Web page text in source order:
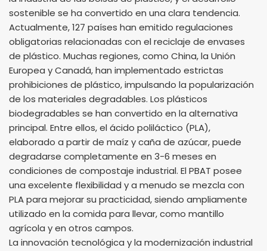
sostenible se ha convertido en una clara tendencia.
Actualmente, 127 países han emitido regulaciones
obligatorias relacionadas con el reciclaje de envases
de plástico. Muchas regiones, como China, la Unión
Europea y Canadá, han implementado estrictas
prohibiciones de plástico, impulsando la popularización
de los materiales degradables. Los plásticos
biodegradables se han convertido en la alternativa
principal. Entre ellos, el ácido poliláctico (PLA),
elaborado a partir de maíz y caña de azúcar, puede
degradarse completamente en 3-6 meses en
condiciones de compostaje industrial. El PBAT posee
una excelente flexibilidad y a menudo se mezcla con
PLA para mejorar su practicidad, siendo ampliamente
utilizado en la comida para llevar, como mantillo
agrícola y en otros campos.
La innovación tecnológica y la modernización industrial